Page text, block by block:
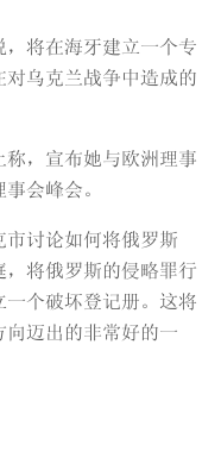
将在海牙建立一个专
乌克兰战争中造成的
，宣布她与欧洲理事
会峰会。
讨论如何将俄罗斯
将俄罗斯的侵略罪行
个破坏登记册。这将
迈出的非常好的一